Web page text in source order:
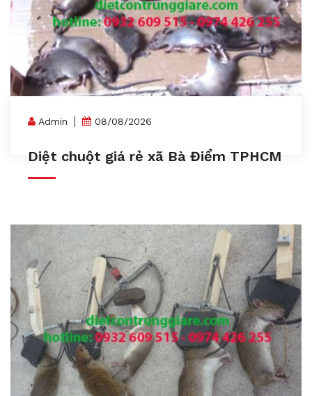
Admin 08/08/2026
Diệt chuột giá rẻ xã Bà Điểm TPHCM